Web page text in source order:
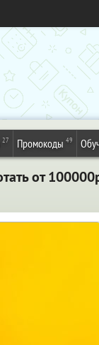
27 Промокоды 49
от